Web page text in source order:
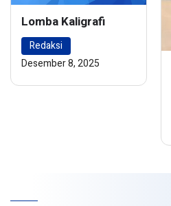
Lomba Kaligrafi
Redaksi
Desember 8, 2025